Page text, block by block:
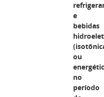
e
bebidas
ou
no
período